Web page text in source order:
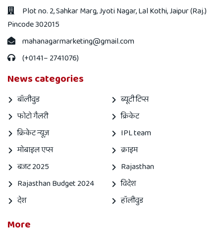
Plot no. 2, Sahkar Marg, Jyoti Nagar, Lal Kothi, Jaipur (Raj.)
Pincode 302015
mahanagarmarketing@gmail.com
(+0141– 2741076)
News categories
बॉलीवुड
ब्यूटी टिप्स
फोटो गैलरी
क्रिकेट
क्रिकेट न्यूज़
IPL team
मोबाइल एप्स
क्राइम
बजट 2025
Rajasthan
Rajasthan Budget 2024
विदेश
देश
हॉलीवुड
More